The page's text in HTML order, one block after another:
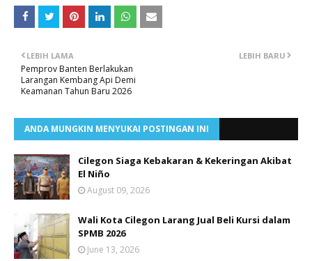
LEBIH BARU
LEBIH LAMA
Pemprov Banten Berlakukan
Larangan Kembang Api Demi
Keamanan Tahun Baru 2026
ANDA MUNGKIN MENYUKAI POSTINGAN INI
Cilegon Siaga Kebakaran & Kekeringan Akibat
El Niño
August 09, 2026
Wali Kota Cilegon Larang Jual Beli Kursi dalam
SPMB 2026
June 13, 2026